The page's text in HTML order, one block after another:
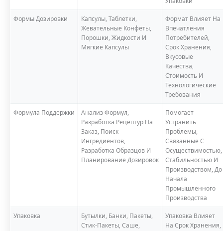
Формы Дозировки
Капсулы, Таблетки,
Жевательные Конфеты,
Порошки, Жидкости И
Мягкие Капсулы
Формат Влияет На
Впечатления
Потребителей,
Срок Хранения,
Вкусовые
Качества,
Стоимость И
Технологические
Требования
Формула Поддержки
Анализ Формул,
Разработка Рецептур На
Заказ, Поиск
Ингредиентов,
Разработка Образцов И
Планирование Дозировок
Помогает
Устранить
Проблемы,
Связанные С
Осуществимостью,
Стабильностью И
Производством, До
Начала
Промышленного
Производства
Упаковка
Бутылки, Банки, Пакеты,
Стик-Пакеты, Саше,
Упаковка Влияет
На Срок Хранения,